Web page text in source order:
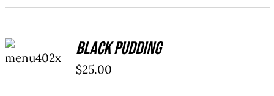
CART
/
Black Pudding
$25.00